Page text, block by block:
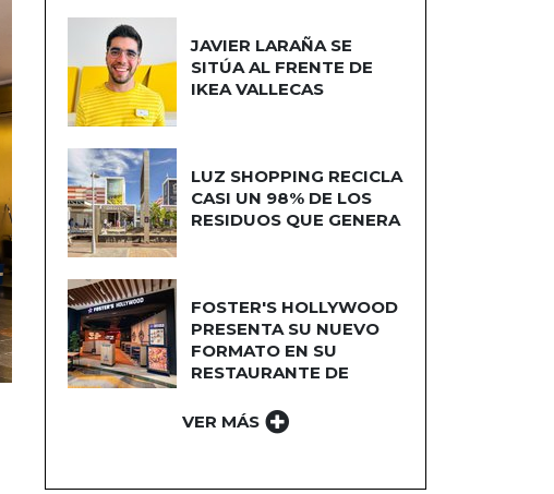
JAVIER LARAÑA SE
SITÚA AL FRENTE DE
IKEA VALLECAS
LUZ SHOPPING RECICLA
CASI UN 98% DE LOS
RESIDUOS QUE GENERA
FOSTER'S HOLLYWOOD
PRESENTA SU NUEVO
FORMATO EN SU
RESTAURANTE DE
VER MÁS